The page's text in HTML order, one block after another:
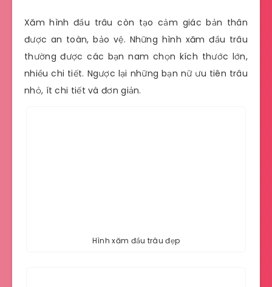
Xăm hình đầu trâu còn tạo cảm giác bản thân
được an toàn, bảo vệ. Những hình xăm đầu trâu
thường được các bạn nam chọn kích thước lớn,
nhiều chi tiết. Ngược lại những bạn nữ ưu tiên trâu
nhỏ, ít chi tiết và đơn giản.
Hình xăm đầu trâu đẹp